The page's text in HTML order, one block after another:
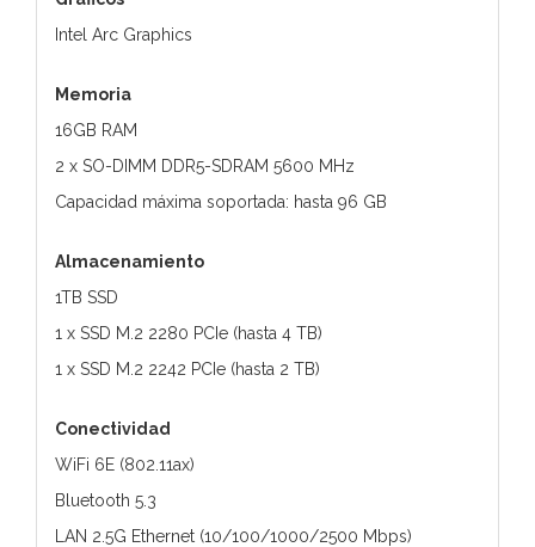
Intel Arc Graphics
Memoria
16GB RAM
2 x SO-DIMM DDR5-SDRAM 5600 MHz
Capacidad máxima soportada: hasta 96 GB
Almacenamiento
1TB SSD
1 x SSD M.2 2280 PCIe (hasta 4 TB)
1 x SSD M.2 2242 PCIe (hasta 2 TB)
Conectividad
WiFi 6E (802.11ax)
Bluetooth 5.3
LAN 2.5G Ethernet (10/100/1000/2500 Mbps)